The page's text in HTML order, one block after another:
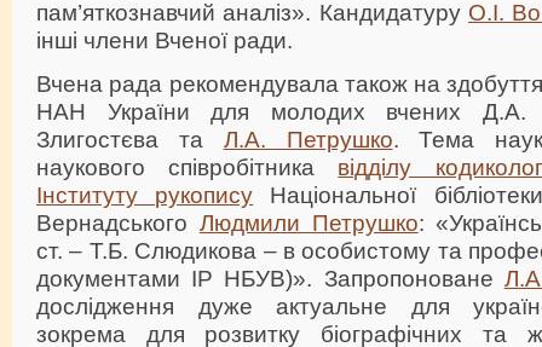
пам’яткознавчий аналіз». Кандидатуру О.І.
інші члени Вченої ради.
Вчена рада рекомендувала також на здобуття
НАН України для молодих вчених
Злигостєва та Л.А. Петрушко. Тема
наукового співробітника відділу
Інституту рукопису Національної
Вернадського Людмили Петрушко:
ст. – Т.Б. Слюдикова – в особистому та
документами ІР НБУВ)». Запропоноване
дослідження дуже актуальне для
зокрема для розвитку біографічних та